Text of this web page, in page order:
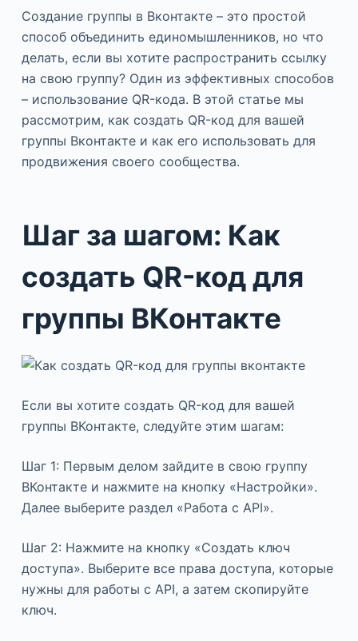
Создание группы в Вконтакте – это простой
способ объединить единомышленников, но что
делать, если вы хотите распространить ссылку
на свою группу? Один из эффективных способов
– использование QR-кода. В этой статье мы
рассмотрим, как создать QR-код для вашей
группы Вконтакте и как его использовать для
продвижения своего сообщества.
Шаг за шагом: Как
создать QR-код для
группы ВКонтакте
Если вы хотите создать QR-код для вашей
группы ВКонтакте, следуйте этим шагам:
Шаг 1: Первым делом зайдите в свою группу
ВКонтакте и нажмите на кнопку «Настройки».
Далее выберите раздел «Работа с API».
Шаг 2: Нажмите на кнопку «Создать ключ
доступа». Выберите все права доступа, которые
нужны для работы с API, а затем скопируйте
ключ.